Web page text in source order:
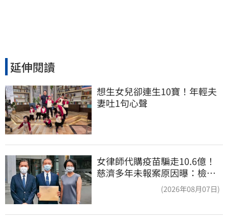
延伸閱讀
想生女兒卻連生10寶！年輕夫
妻吐1句心聲
女律師代購疫苗騙走10.6億！
慈濟多年未報案原因曝：檢警
(2026年08月07日)